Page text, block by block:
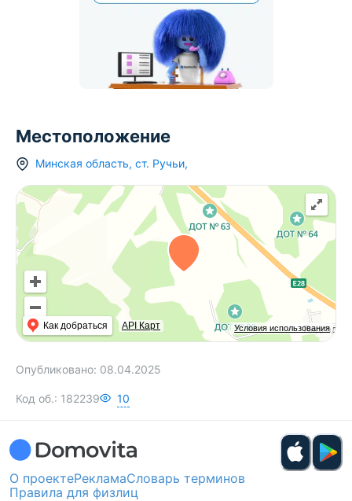
Местоположение
Минская область, ст. Ручьи,
Условия использования
Как добраться API Карт
Опубликовано: 08.04.2025
Код об.: 182239 10
О проектеРекламаСловарь терминов
Правила для физлиц